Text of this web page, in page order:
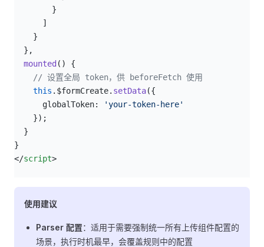
        }
      ]
    }
  },
  mounted
() {
    // 设置全局 token，供 beforeFetch 使用
    this
.$formCreate. setData({
      globalToken:
'your-token-here'
    });
  }
}
</script>
使用建议
Parser 配置：适用于需要强制统一所有上传组件配置的
场景，执行时机最早，会覆盖规则中的配置